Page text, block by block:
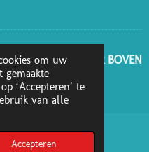
om uw
gemaakte
‘Accepteren’ te
van alle
Accepteren
GA NAAR BOVEN